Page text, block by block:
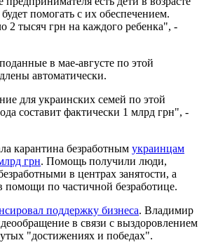
помогать с их обеспечением.
2 тысяч грн на каждого ребенка", -
в мае-августе по этой
автоматически.
для украинских семей по этой
составит фактически 1 млрд грн", -
карантина безработным украинцам
грн. Помощь получили люди,
в центрах занятости, а
по частичной безработице.
поддержку бизнеса. Владимир
в связи с выздоровлением
"достижениях и победах".